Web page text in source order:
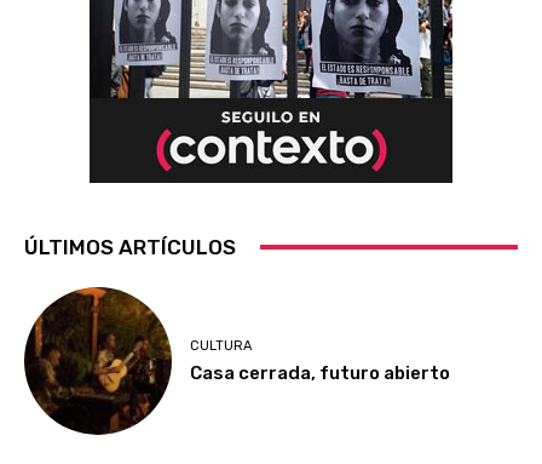
ÚLTIMOS ARTÍCULOS
CULTURA
Casa cerrada, futuro abierto